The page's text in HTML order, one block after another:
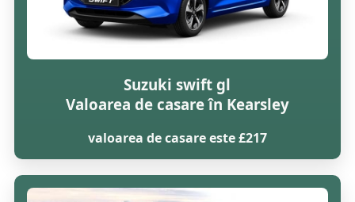
Suzuki swift gl
Valoarea de casare în Kearsley
valoarea de casare este £217